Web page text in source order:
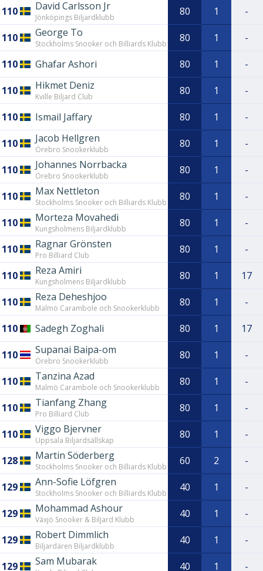
110 David Carlsson Jr
Jönköpings Biljardklubb 80 1 -
110 George To
Stockholms Snooker och Billiards Klubb 80 1 -
110 Ghafar Ashori 80 1 -
110 Hikmet Deniz
Kville Biljard Club 80 1 -
110 Ismail Jaffary 80 1 -
110 Jacob Hellgren
Örebro Snookerklubb 80 1 -
110 Johannes Norrbacka
Örebro Snookerklubb 80 1 -
110 Max Nettleton
Stockholms Snooker och Billiards Klubb 80 1 -
110 Morteza Movahedi
Kungsholmens Biljardklubb 80 1 -
110 Ragnar Grönsten
Pro Billiard Club 80 1 -
110 Reza Amiri
Kungsholmens Biljardklubb 80 1 17
110 Reza Deheshjoo
Malmö Carambole och Snookerklubb 80 1 -
110 Sadegh Zoghali 80 1 17
110 Supanai Baipa-om
Örebro Snookerklubb 80 1 -
110 Tanzina Azad
Malmö Carambole och Snookerklubb 80 1 -
110 Tianfang Zhang
Pro Billiard Club 80 1 -
110 Viggo Bjervner
Uppsala Biljardsällskap 80 1 -
128 Martin Söderberg
Stockholms Snooker och Billiards Klubb 60 2 -
129 Ann-Sofie Löfgren
Stockholms Snooker och Billiards Klubb 40 1 -
129 Mohammad Ashour
Växjö Snooker & Biljard Klubb 40 1 -
129 Robert Dimmlich
Biljardären Biljardklubb 40 1 -
129 Sam Mubarak 40 1 -